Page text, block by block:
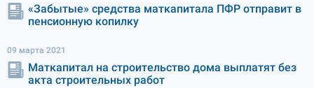
«Забытые» средства маткапитала ПФР отправит в
пенсионную копилку
09 марта 2021
Маткапитал на строительство дома выплатят без
акта строительных работ